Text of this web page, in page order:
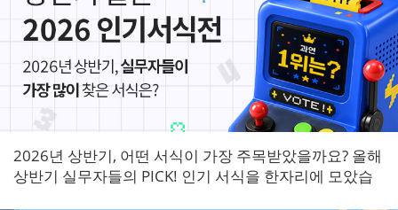
2026년 상반기, 어떤 서식이 가장 주목받았을까요? 올해
상반기 실무자들의 PICK! 인기 서식을 한자리에 모았습